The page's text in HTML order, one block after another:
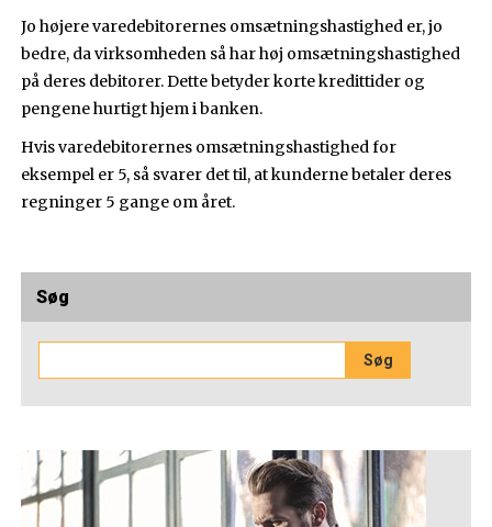
Jo højere varedebitorernes omsætningshastighed er, jo
bedre, da virksomheden så har høj omsætningshastighed
på deres debitorer. Dette betyder korte kredittider og
pengene hurtigt hjem i banken.
Hvis varedebitorernes omsætningshastighed for
eksempel er 5, så svarer det til, at kunderne betaler deres
regninger 5 gange om året.
Søg